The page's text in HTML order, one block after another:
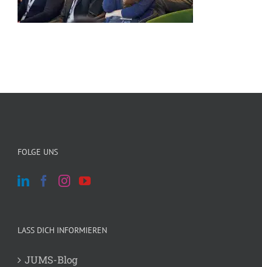
FOLGE UNS
LASS DICH INFORMIEREN
JUMS-Blog